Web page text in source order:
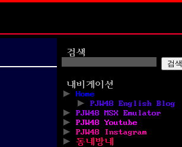
검색
검색
내비게이션
Home
PJW48 English Blog
PJW48 MSX Emulator
PJW48 Youtube
PJW48 Instagram
동네방네